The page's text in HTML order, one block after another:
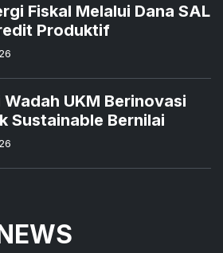
Fiskal Melalui Dana SAL
Produktif
Wadah UKM Berinovasi
Sustainable Bernilai